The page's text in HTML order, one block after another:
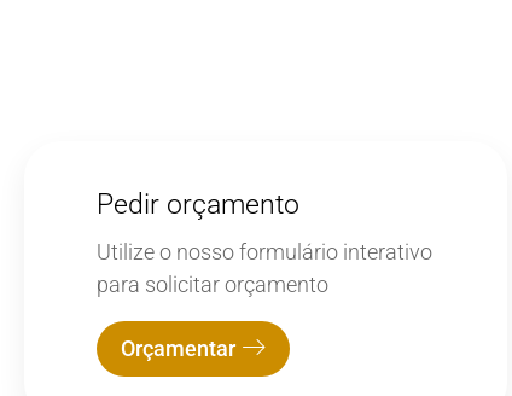
Pedir orçamento
Utilize o nosso formulário interativo
para solicitar orçamento
Orçamentar